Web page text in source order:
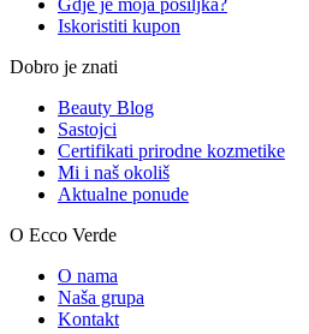
Iskoristiti kupon
Dobro je znati
Beauty Blog
Sastojci
Certifikati prirodne kozmetike
Mi i naš okoliš
Aktualne ponude
O Ecco Verde
O nama
Naša grupa
Kontakt